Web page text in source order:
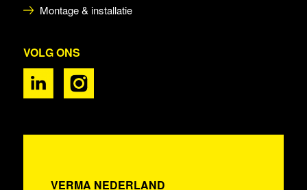
Montage & installatie
VOLG ONS
VERMA NEDERLAND